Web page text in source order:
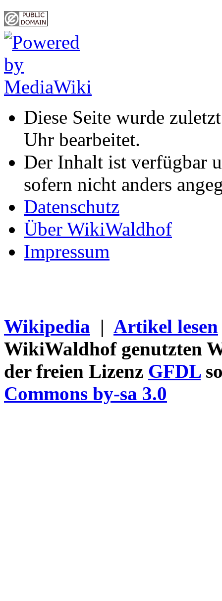
Diese Seite wurde
Uhr bearbeitet.
Der Inhalt ist verfügbar
sofern nicht anders
Datenschutz
Über WikiWaldhof
Impressum
Wikipedia | Artikel lesen
WikiWaldhof genutzten
der freien Lizenz GFDL
Commons by-sa 3.0